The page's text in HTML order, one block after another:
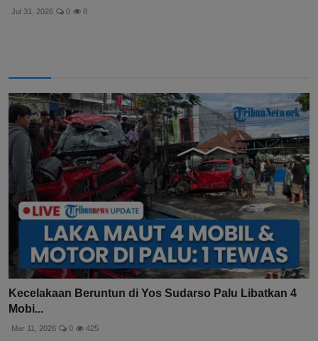
Jul 31, 2026 0 8
Kecelakaan Beruntun di Yos Sudarso Palu Libatkan 4
Mobi...
Mar 11, 2026 0 425